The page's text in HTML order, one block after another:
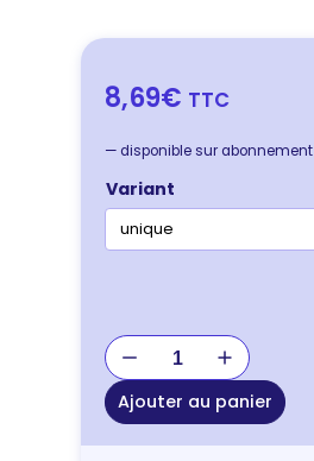
8,69€ TTC
— disponible sur abonnement
Variant
quantité
de
HARNAIS
SOFT
ROUGE
Ajouter au panier